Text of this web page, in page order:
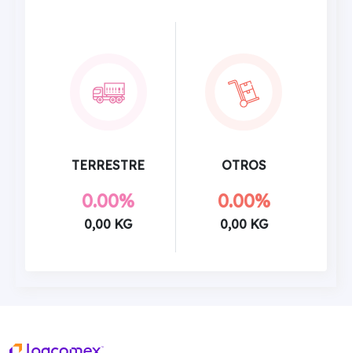
TERRESTRE
0.00%
0,00 KG
OTROS
0.00%
0,00 KG